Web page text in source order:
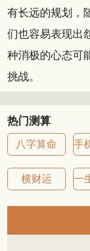
有长远的规划，
们也容易表现出
种消极的心态可
挑战。
热门测算
八字算命
横财运